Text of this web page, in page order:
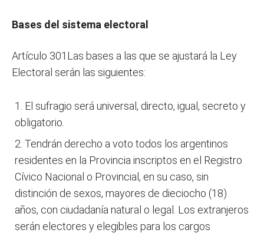
Bases del sistema electoral
Artículo 301Las bases a las que se ajustará la Ley
Electoral serán las siguientes:
El sufragio será universal, directo, igual, secreto y
obligatorio.
Tendrán derecho a voto todos los argentinos
residentes en la Provincia inscriptos en el Registro
Cívico Nacional o Provincial, en su caso, sin
distinción de sexos, mayores de dieciocho (18)
años, con ciudadanía natural o legal. Los extranjeros
serán electores y elegibles para los cargos